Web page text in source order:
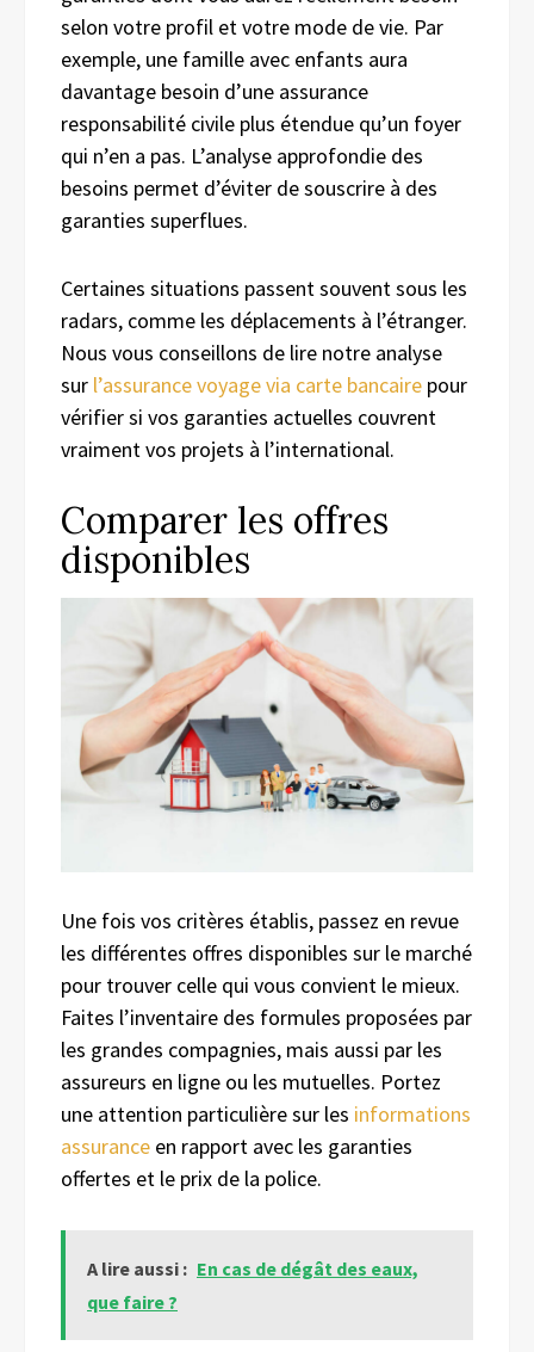
selon votre profil et votre mode de vie. Par
exemple, une famille avec enfants aura
davantage besoin d’une assurance
responsabilité civile plus étendue qu’un foyer
qui n’en a pas. L’analyse approfondie des
besoins permet d’éviter de souscrire à des
garanties superflues.
Certaines situations passent souvent sous les
radars, comme les déplacements à l’étranger.
Nous vous conseillons de lire notre analyse
sur l’assurance voyage via carte bancaire pour
vérifier si vos garanties actuelles couvrent
vraiment vos projets à l’international.
Comparer les offres
disponibles
Une fois vos critères établis, passez en revue
les différentes offres disponibles sur le marché
pour trouver celle qui vous convient le mieux.
Faites l’inventaire des formules proposées par
les grandes compagnies, mais aussi par les
assureurs en ligne ou les mutuelles. Portez
une attention particulière sur les informations
assurance en rapport avec les garanties
offertes et le prix de la police.
A lire aussi : En cas de dégât des eaux,
que faire ?